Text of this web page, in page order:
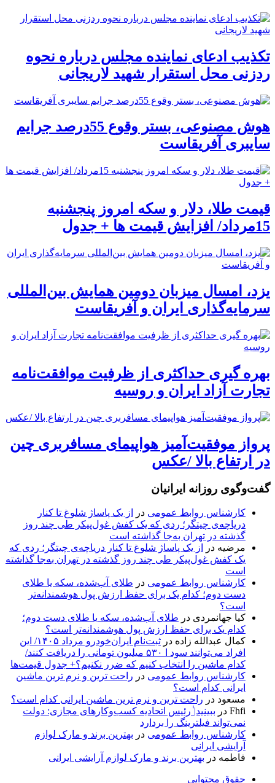
تکذیب ادعای نماینده مجلس درباره نحوه
ردزنی محل استقرار شهید لاریجانی
هوش مصنوعی، بستر وقوع 55درصد جرایم
سایبری آفریقاست
قیمت طلا، دلار و سکه امروز پنجشنبه
15مرداد/ افزایش قیمت ها + جدول
یزد، امسال میزبان دومین همایش بین‌المللی
سرمایه‌گذاری ایران و آفریقاست
بهره گیری حداکثری از ظرفیت موافقت‌نامه
تجارت آزاد ایران و روسیه
پرواز موفقیت‌آمیز هواپیمای مسافربری چین
در ارتفاع بالا /عکس
گفت‌وگوی روزانه ایرانیان
کارشناس روابط عمومی در
از یک پاساژ شلوغ تا کنار
دریاچه‌ی چیتگر؛ ردی که یک کفش غول‌پیکر طی چند روز
گذشته در تهران به‌جا گذاشته است
مرضیه در
از یک پاساژ شلوغ تا کنار دریاچه‌ی چیتگر؛ ردی که
یک کفش غول‌پیکر طی چند روز گذشته در تهران به‌جا گذاشته
است
کارشناس روابط عمومی در طلای آب‌شده، سکه یا طلای
دست دوم؛ کدام یک برای حفظ ارزش پول هوشمندانه‌تر
است؟
کیا جهانمردی در طلای آب‌شده، سکه یا طلای دست دوم؛
کدام یک برای حفظ ارزش پول هوشمندانه‌تر است؟
کمال عبدالله زاده در
ثبت‌نام ایران‌خودرو مرداد ۱۴۰۵/ این
افراد می‌توانند سود ا ۵۳۰ میلیون تومانی را دریافت کنند/
کدام ماشین را انتخاب کنیم که ضرر نکنیم؟+ جدول قیمت‌ها
کارشناس روابط عمومی در راحت ترین و نرم ترین ماشین
ایرانی کدام است؟
مسعود در راحت ترین و نرم ترین ماشین ایرانی کدام است؟
Fhfi در ببینید| ٰرئیس اتحادیه کسب‌وکارهای مجازی: دولت
نمی‌تواند فیلترینگ را بردارد
کارشناس روابط عمومی در بهترین برند و مارک لوازم
آرایشی ایرانی
فاطمه در بهترین برند و مارک لوازم آرایشی ایرانی
حقوق محتوایی